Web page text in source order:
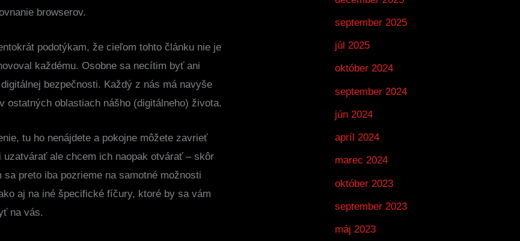
browserov.
podotýkam, že cieľom tohto článku nie je
každému. Osobne sa necítim byť ani
bezpečnosti. Každý z nás má navyše
ostatných oblastiach nášho (digitálneho) života.
tu ho nenájdete a pokojne môžete zavrieť
ale chcem ich naopak otvárať – skôr
preto iba pozrieme na samotné možnosti
aj na iné špecifické fíčury, ktoré by sa vám
na vás.
september 2025
júl 2025
október 2024
september 2024
jún 2024
apríl 2024
marec 2024
október 2023
september 2023
máj 2023